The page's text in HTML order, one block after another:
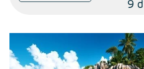
9
Salidas: Diarias
Combinado Mahé - Praslín - La Digue
Hoteles de su elección